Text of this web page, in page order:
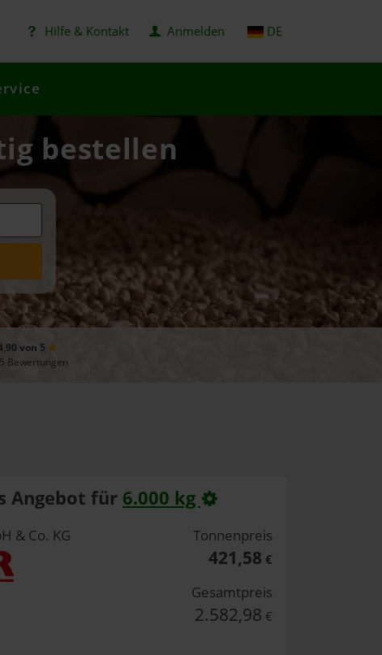
Hilfe & Kontakt Anmelden DE
bestellen
von 5
Bewertungen
Angebot für 6.000 kg
& Co. KG Tonnenpreis
421,58 €
Gesamtpreis
2.582,98 €